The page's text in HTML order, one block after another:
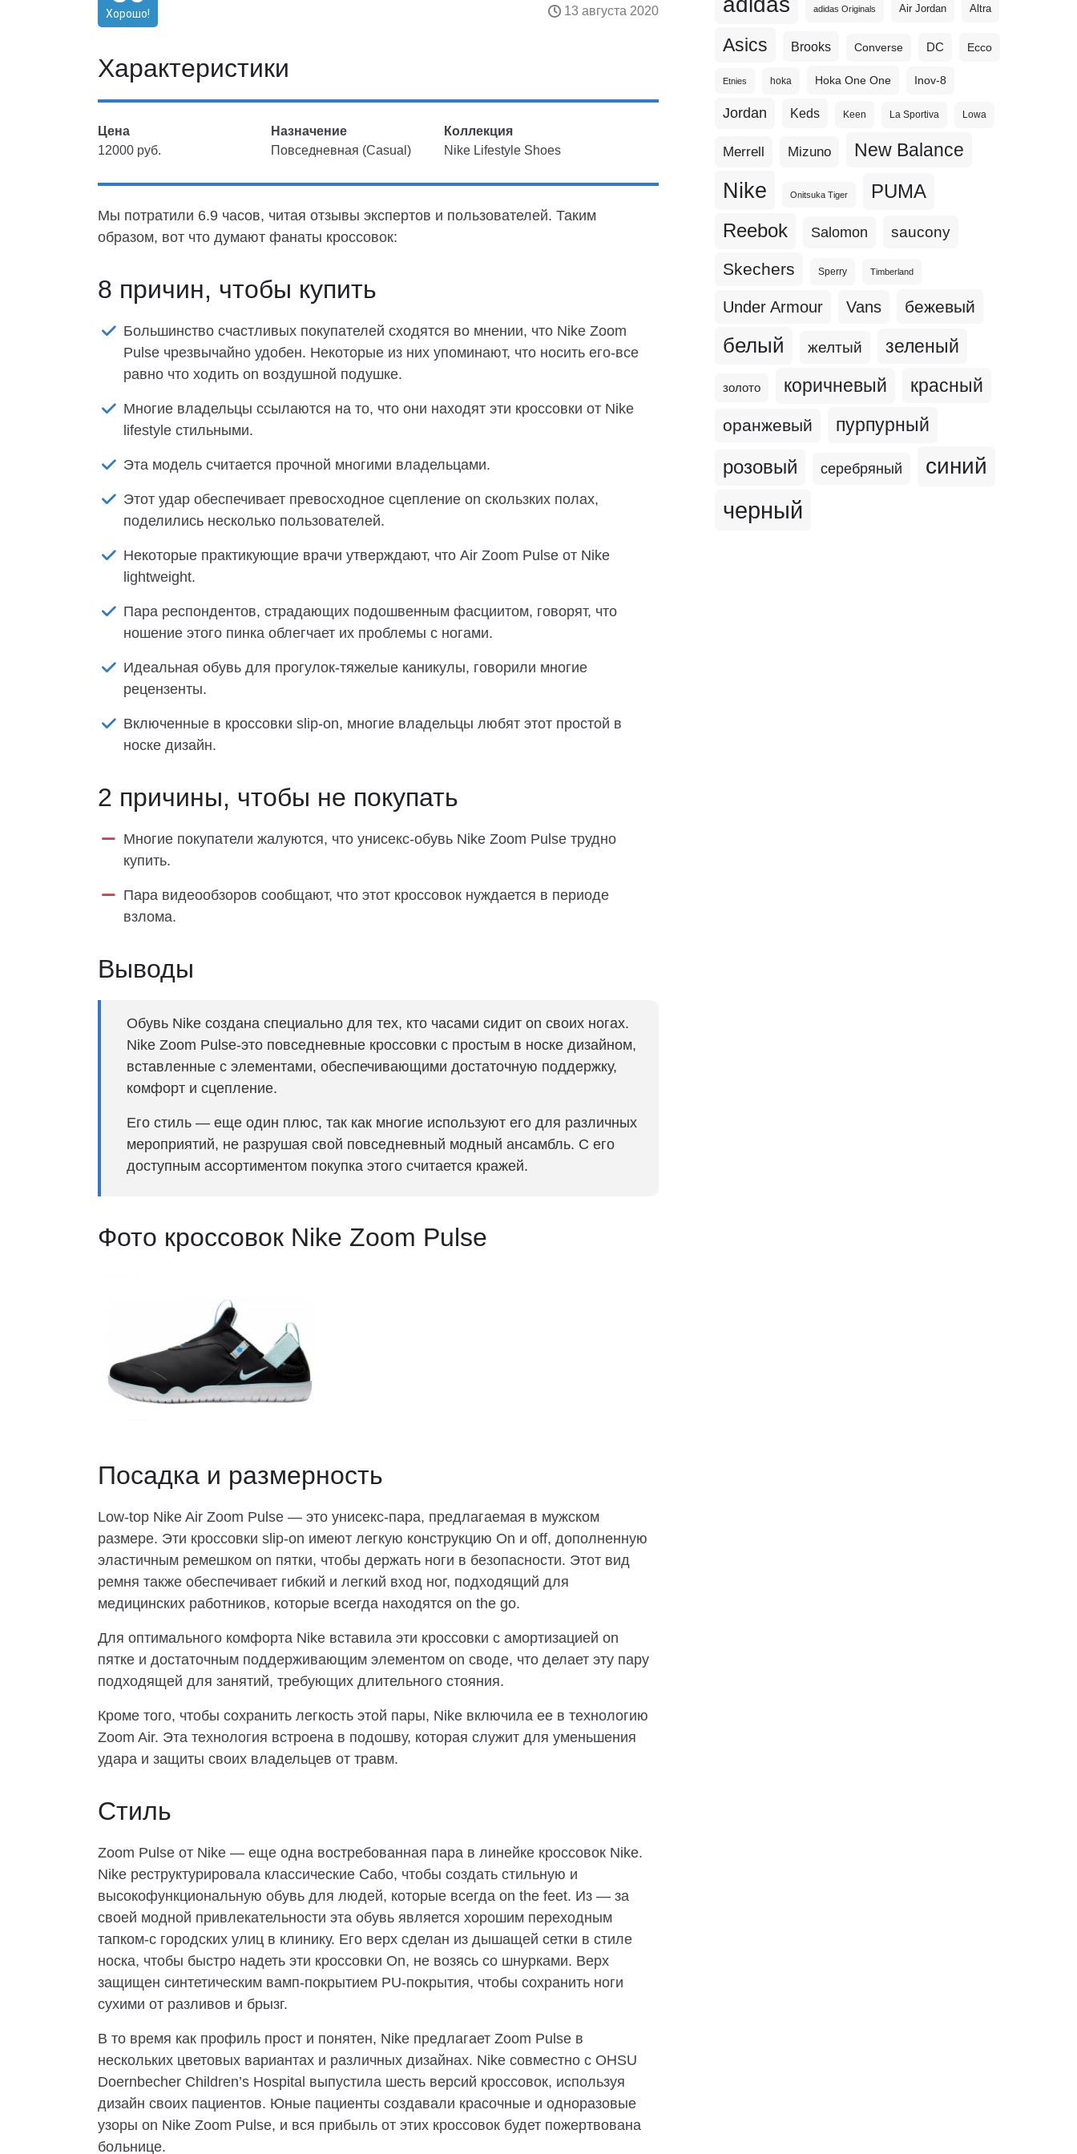
Хорошо! 13 августа 2020
Характеристики
Цена
12000 руб.
Назначение
Повседневная (Casual)
Коллекция
Nike Lifestyle Shoes
Мы потратили 6.9 часов, читая отзывы экспертов и пользователей. Таким
образом, вот что думают фанаты кроссовок:
8 причин, чтобы купить
Большинство счастливых покупателей сходятся во мнении, что Nike Zoom
Pulse чрезвычайно удобен. Некоторые из них упоминают, что носить его-все
равно что ходить on воздушной подушке.
Многие владельцы ссылаются на то, что они находят эти кроссовки от Nike
lifestyle стильными.
Эта модель считается прочной многими владельцами.
Этот удар обеспечивает превосходное сцепление on скользких полах,
поделились несколько пользователей.
Некоторые практикующие врачи утверждают, что Air Zoom Pulse от Nike
lightweight.
Пара респондентов, страдающих подошвенным фасциитом, говорят, что
ношение этого пинка облегчает их проблемы с ногами.
Идеальная обувь для прогулок-тяжелые каникулы, говорили многие
рецензенты.
Включенные в кроссовки slip-on, многие владельцы любят этот простой в
носке дизайн.
2 причины, чтобы не покупать
Многие покупатели жалуются, что унисекс-обувь Nike Zoom Pulse трудно
купить.
Пара видеообзоров сообщают, что этот кроссовок нуждается в периоде
взлома.
Выводы
Обувь Nike создана специально для тех, кто часами сидит on своих ногах.
Nike Zoom Pulse-это повседневные кроссовки с простым в носке дизайном,
вставленные с элементами, обеспечивающими достаточную поддержку,
комфорт и сцепление.
Его стиль — еще один плюс, так как многие используют его для различных
мероприятий, не разрушая свой повседневный модный ансамбль. С его
доступным ассортиментом покупка этого считается кражей.
Фото кроссовок Nike Zoom Pulse
Посадка и размерность
Low-top Nike Air Zoom Pulse — это унисекс-пара, предлагаемая в мужском
размере. Эти кроссовки slip-on имеют легкую конструкцию On и off, дополненную
эластичным ремешком on пятки, чтобы держать ноги в безопасности. Этот вид
ремня также обеспечивает гибкий и легкий вход ног, подходящий для
медицинских работников, которые всегда находятся on the go.
Для оптимального комфорта Nike вставила эти кроссовки с амортизацией on
пятке и достаточным поддерживающим элементом on своде, что делает эту пару
подходящей для занятий, требующих длительного стояния.
Кроме того, чтобы сохранить легкость этой пары, Nike включила ее в технологию
Zoom Air. Эта технология встроена в подошву, которая служит для уменьшения
удара и защиты своих владельцев от травм.
Стиль
Zoom Pulse от Nike — еще одна востребованная пара в линейке кроссовок Nike.
Nike реструктурировала классические Сабо, чтобы создать стильную и
высокофункциональную обувь для людей, которые всегда on the feet. Из — за
своей модной привлекательности эта обувь является хорошим переходным
тапком-с городских улиц в клинику. Его верх сделан из дышащей сетки в стиле
носка, чтобы быстро надеть эти кроссовки On, не возясь со шнурками. Верх
защищен синтетическим вамп-покрытием PU-покрытия, чтобы сохранить ноги
сухими от разливов и брызг.
В то время как профиль прост и понятен, Nike предлагает Zoom Pulse в
нескольких цветовых вариантах и различных дизайнах. Nike совместно с OHSU
Doernbecher Children’s Hospital выпустила шесть версий кроссовок, используя
дизайн своих пациентов. Юные пациенты создавали красочные и одноразовые
узоры on Nike Zoom Pulse, и вся прибыль от этих кроссовок будет пожертвована
больнице.
adidas Originals Air Jordan Altra
Asics Brooks Converse DC Ecco
Etnies hoka Hoka One One Inov-8
Jordan Keds Keen La Sportiva Lowa
Merrell Mizuno New Balance
Nike Onitsuka Tiger PUMA
Reebok Salomon saucony
Skechers Sperry Timberland
Under Armour Vans бежевый
белый желтый зеленый
золото коричневый красный
оранжевый пурпурный
розовый серебряный синий
черный